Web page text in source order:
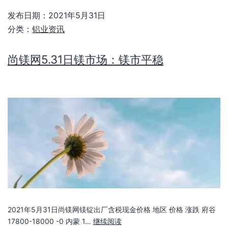
发布日期： 2021年5月31日
分类： 铝业资讯
尚镁网5.31日镁市场：镁市平稳
2021年5月31日尚镁网镁锭出厂含税现金价格 地区 价格 涨跌 府谷
17800-18000 -0 内蒙 1… 继续阅读